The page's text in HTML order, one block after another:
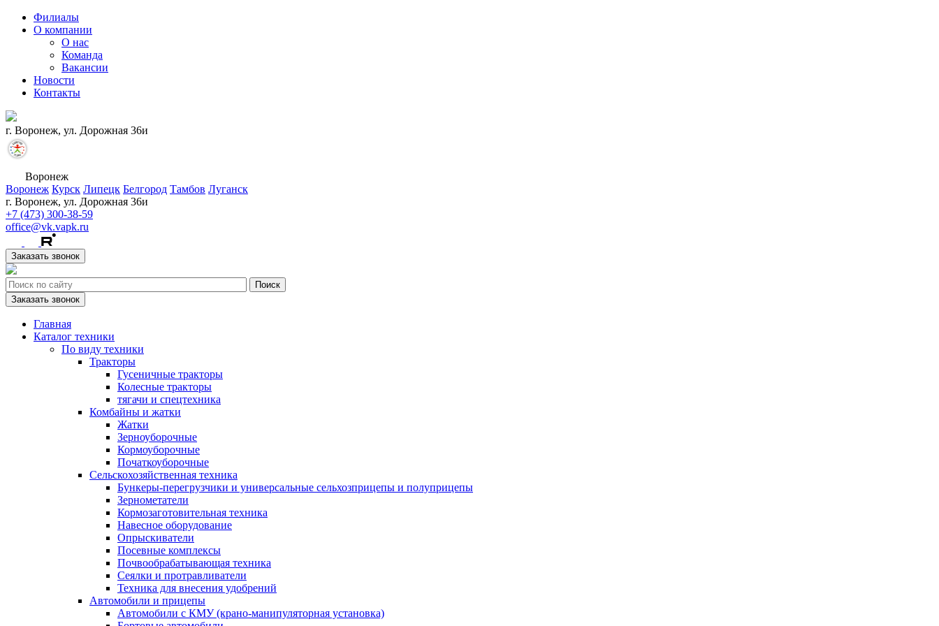
Филиалы
О компании
О нас
Команда
Вакансии
Новости
Контакты
г. Воронеж, ул. Дорожная 36и
Воронеж
Воронеж Курск Липецк Белгород Тамбов Луганск
г. Воронеж, ул. Дорожная 36и
+7 (473) 300-38-59
office@vk.vapk.ru
Заказать звонок
Заказать звонок
Главная
Каталог техники
По виду техники
Тракторы
Гусеничные тракторы
Колесные тракторы
тягачи и спецтехника
Комбайны и жатки
Жатки
Зерноуборочные
Кормоуборочные
Початкоуборочные
Сельскохозяйственная техника
Бункеры-перегрузчики и универсальные сельхозприцепы и полуприцепы
Зернометатели
Кормозаготовительная техника
Навесное оборудование
Опрыскиватели
Посевные комплексы
Почвообрабатывающая техника
Сеялки и протравливатели
Техника для внесения удобрений
Автомобили и прицепы
Автомобили с КМУ (крано-манипуляторная установка)